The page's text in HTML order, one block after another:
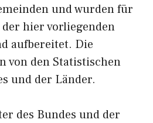
und wurden für
hier vorliegenden
aufbereitet. Die
von den Statistischen
und der Länder.
des Bundes und der